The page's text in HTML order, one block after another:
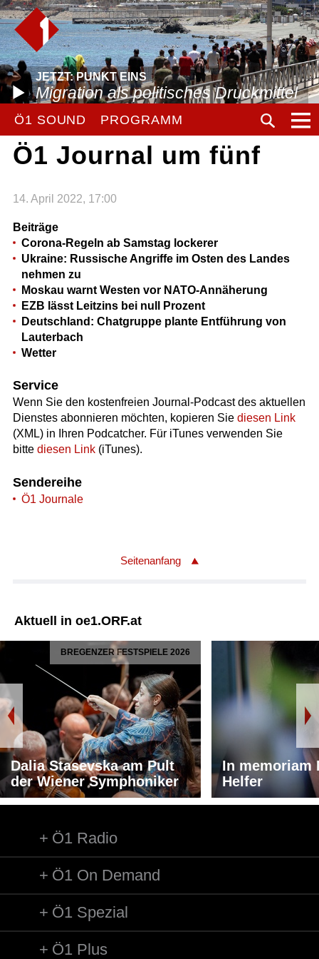
JETZT: PUNKT EINS
Migration als politisches Druckmittel
Ö1 SOUND PROGRAMM
Ö1 Journal um fünf
14. April 2022, 17:00
Beiträge
Corona-Regeln ab Samstag lockerer
Ukraine: Russische Angriffe im Osten des Landes
nehmen zu
Moskau warnt Westen vor NATO-Annäherung
EZB lässt Leitzins bei null Prozent
Deutschland: Chatgruppe plante Entführung von
Lauterbach
Wetter
Service
Wenn Sie den kostenfreien Journal-Podcast des aktuellen
Dienstes abonnieren möchten, kopieren Sie diesen Link
(XML) in Ihren Podcatcher. Für iTunes verwenden Sie
bitte diesen Link(iTunes).
Sendereihe
Ö1 Journale
Seitenanfang
Aktuell in oe1.ORF.at
BREGENZER FESTSPIELE 2026
Dalia Stasevska am Pult
der Wiener Symphoniker
In memoriam
Helfer
Ö1 Radio
Ö1 On Demand
Ö1 Spezial
Ö1 Plus